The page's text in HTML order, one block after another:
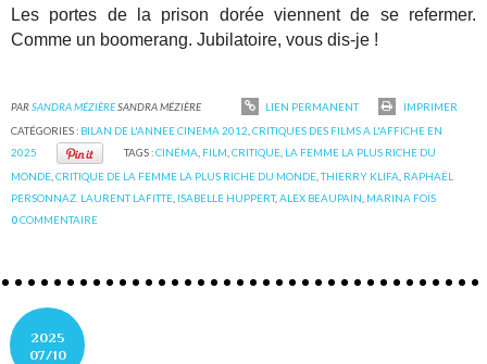
Les portes de la prison dorée viennent de se refermer.
Comme un boomerang. Jubilatoire, vous dis-je !
PARSANDRA MÉZIÈRESANDRA MÉZIÈRE LIEN PERMANENT
IMPRIMER
CATÉGORIES : BILAN DE L'ANNEE CINEMA 2012 ,CRITIQUES DES FILMS A L'AFFICHE EN
2025
TAGS :CINÉMA FILM CRITIQUE, LA FEMME LA PLUS RICHE DU
MONDE ,CRITIQUE DE LA FEMME LA PLUS RICHE DU MONDE ,THIERRY KLIFA RAPHAËL
PERSONNAZ. LAURENT LAFITTE ISABELLE HUPPERT,ALEX BEAUPAIN MARINA FOÏS
0COMMENTAIRE
2025
07/10